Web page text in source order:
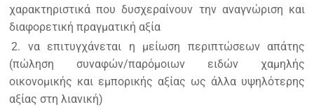
χαρακτηριστικά που δυσχεραίνουν την αναγνώριση και
διαφορετική πραγματική αξία
2. να επιτυγχάνεται η μείωση περιπτώσεων απάτης
(πώληση συναφών/παρόμοιων ειδών χαμηλής
οικονομικής και εμπορικής αξίας ως άλλα υψηλότερης
αξίας στη λιανική)